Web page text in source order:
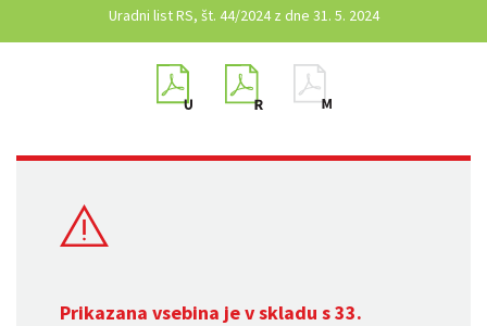
Uradni list RS, št. 44/2024 z dne 31. 5. 2024
Prikazana vsebina je v skladu s 33.